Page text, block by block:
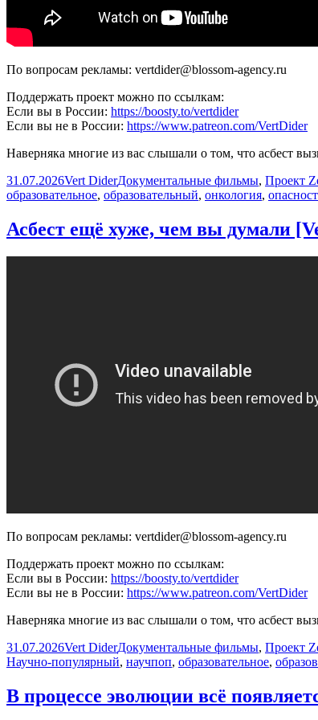
По вопросам рекламы: vertdider@blossom-agency.ru
Поддержать проект можно по ссылкам:
Если вы в России: https://boosty.to/vertdider
Если вы не в России: https://www.patreon.com/VertDider
Наверняка многие из вас слышали о том, что асбест
Опубликовано
31.07.2026Автор
Vert DiderРубрики
Документальные фильмы, Проект
образовательное, образовательный, онкология,
Асбест ещё хуже, чем вы думали
По вопросам рекламы: vertdider@blossom-agency.ru
Поддержать проект можно по ссылкам:
Если вы в России: https://boosty.to/vertdider
Если вы не в России: https://www.patreon.com/VertDider
Наверняка многие из вас слышали о том, что асбест
Опубликовано
31.07.2026Автор
Vert DiderРубрики
Документальные фильмы, Проект
Научно-популярный, научпоп, образовательное,
В процессе эволюции всё